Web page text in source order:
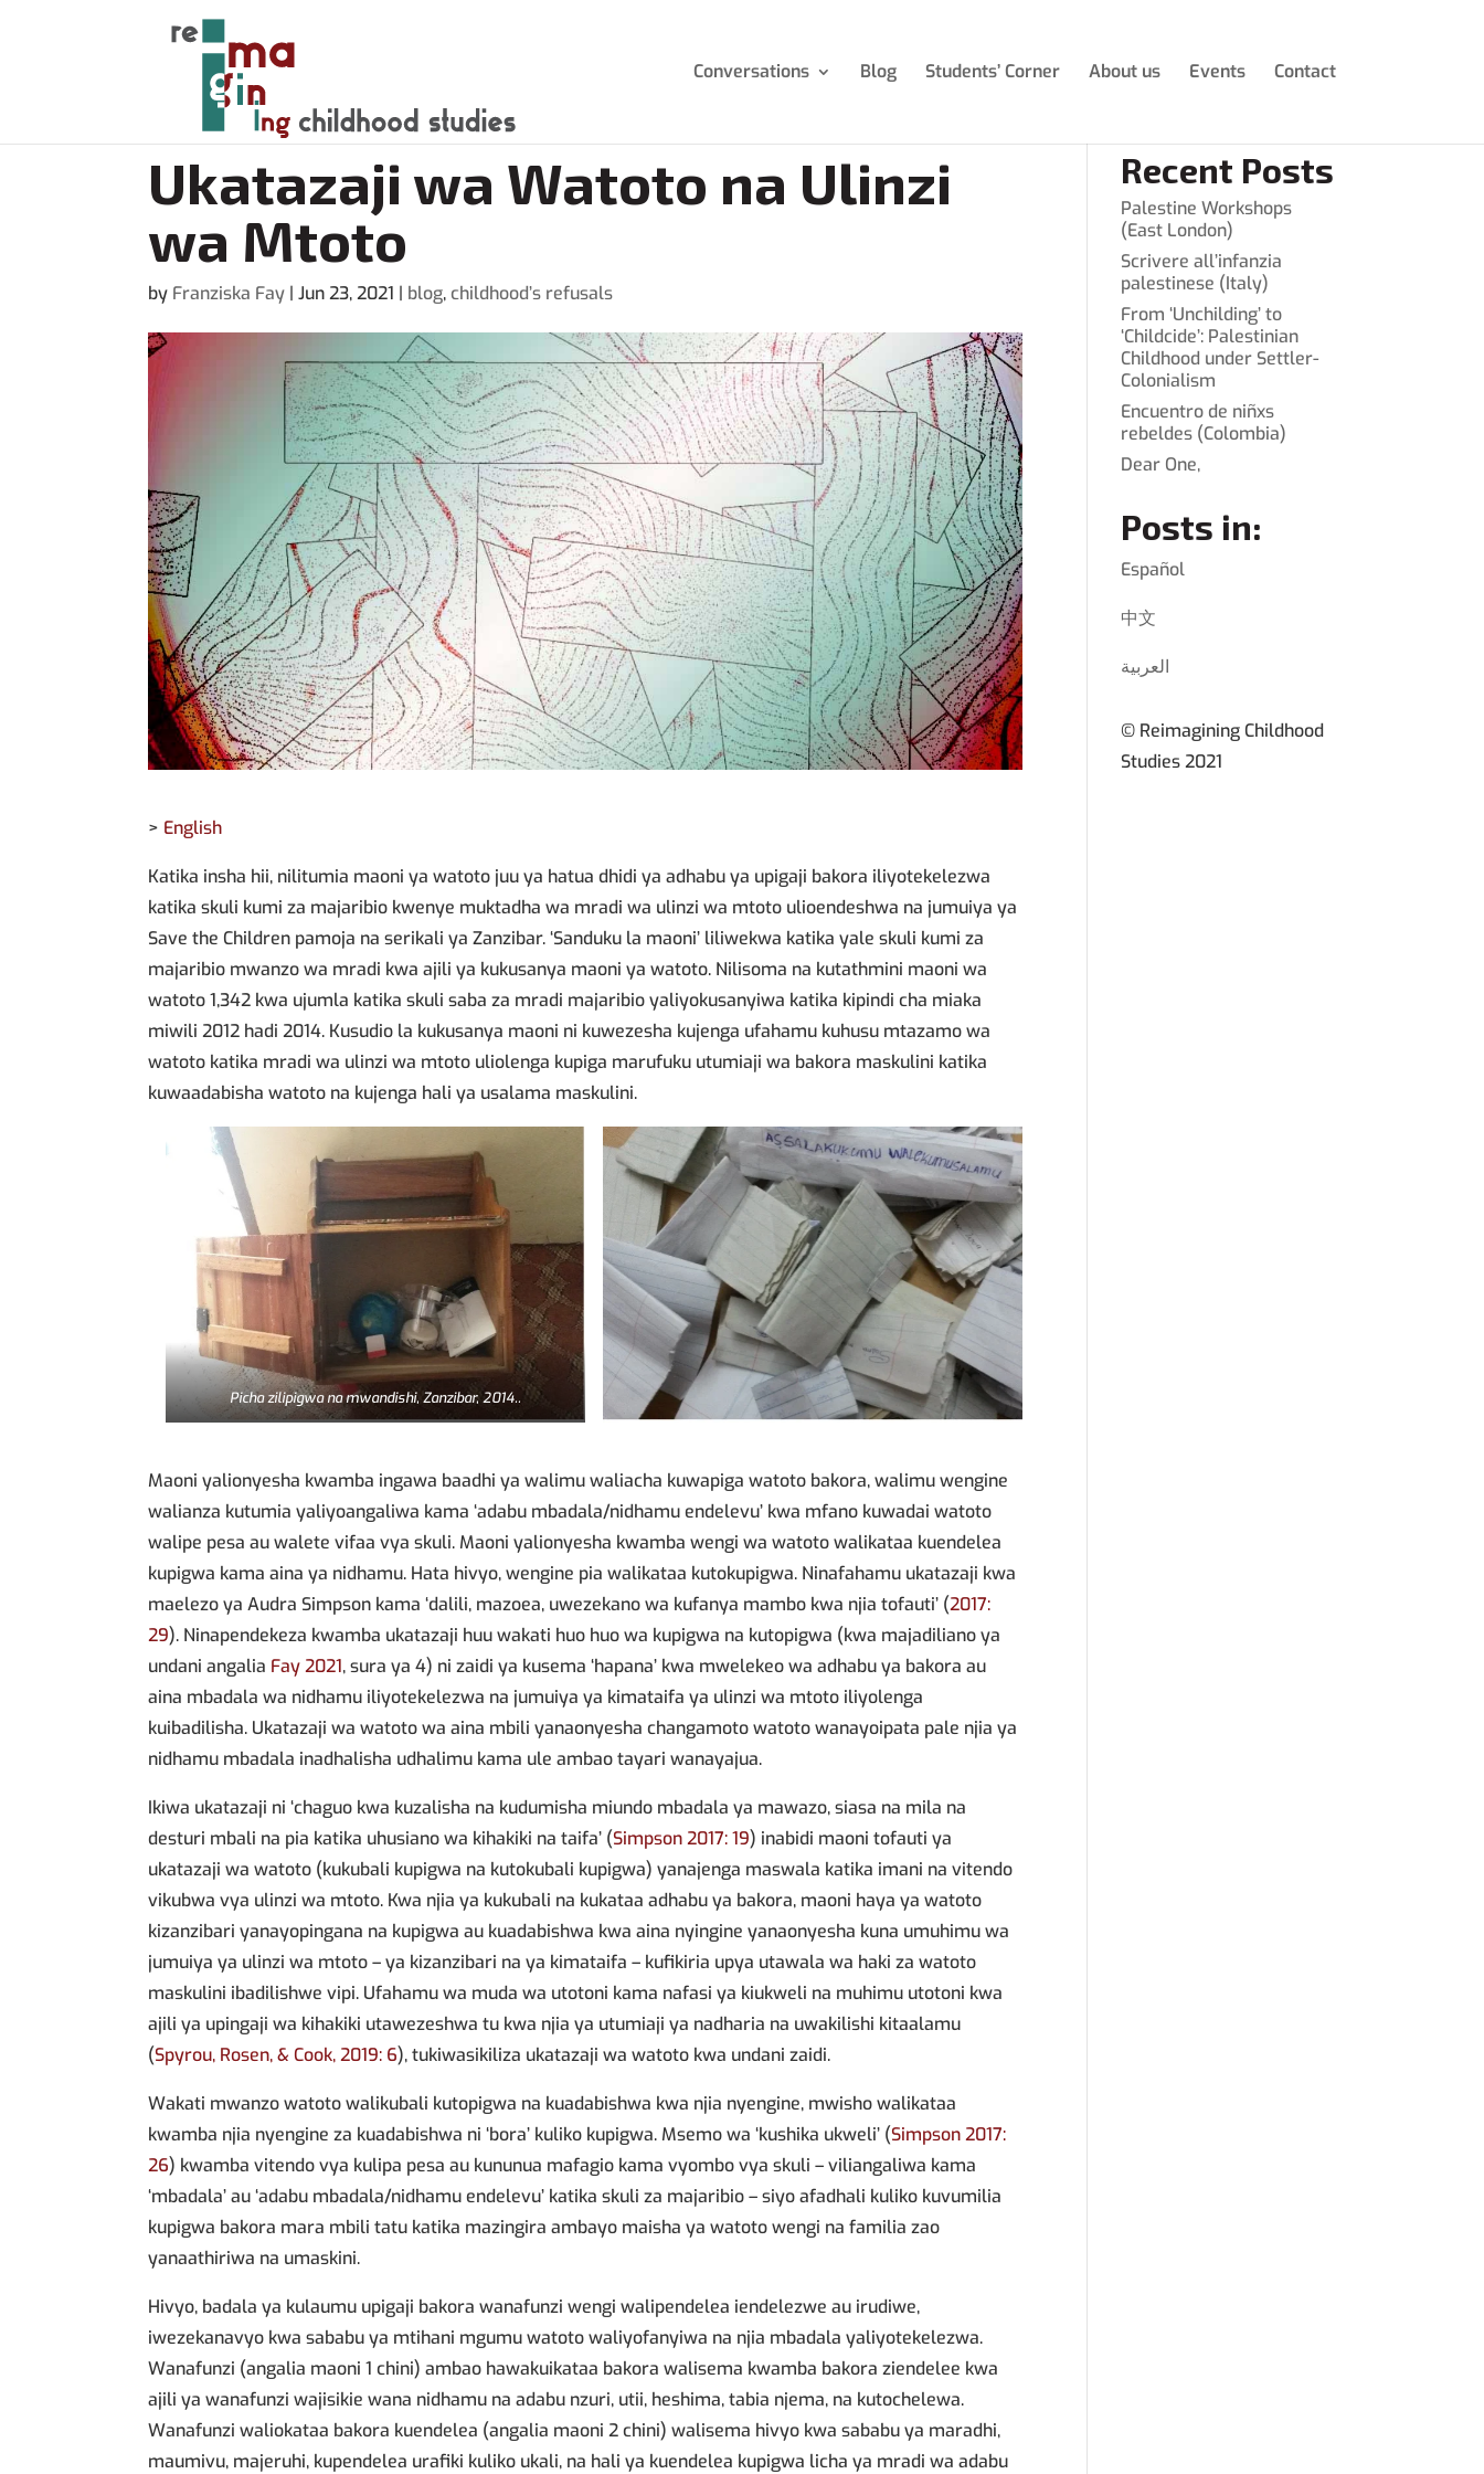
Conversations Blog Students’ Corner About us Events Contact
Ukatazaji wa Watoto na Ulinzi
wa Mtoto
by Franziska Fay |Jun 23, 2021 | blog,childhood’s refusals
> English
Katika insha hii, nilitumia maoni ya watoto juu ya hatua dhidi ya adhabu ya upigaji bakora iliyotekelezwa
katika skuli kumi za majaribio kwenye muktadha wa mradi wa ulinzi wa mtoto ulioendeshwa na jumuiya ya
Save the Children pamoja na serikali ya Zanzibar. ‘Sanduku la maoni’ liliwekwa katika yale skuli kumi za
majaribio mwanzo wa mradi kwa ajili ya kukusanya maoni ya watoto. Nilisoma na kutathmini maoni wa
watoto 1,342 kwa ujumla katika skuli saba za mradi majaribio yaliyokusanyiwa katika kipindi cha miaka
miwili 2012 hadi 2014. Kusudio la kukusanya maoni ni kuwezesha kujenga ufahamu kuhusu mtazamo wa
watoto katika mradi wa ulinzi wa mtoto uliolenga kupiga marufuku utumiaji wa bakora maskulini katika
kuwaadabisha watoto na kujenga hali ya usalama maskulini.
Picha zilipigwa na mwandishi, Zanzibar, 2014..
Maoni yalionyesha kwamba ingawa baadhi ya walimu waliacha kuwapiga watoto bakora, walimu wengine
walianza kutumia yaliyoangaliwa kama ‘adabu mbadala/nidhamu endelevu’ kwa mfano kuwadai watoto
walipe pesa au walete vifaa vya skuli. Maoni yalionyesha kwamba wengi wa watoto walikataa kuendelea
kupigwa kama aina ya nidhamu. Hata hivyo, wengine pia walikataa kutokupigwa. Ninafahamu ukatazaji kwa
maelezo ya Audra Simpson kama ‘dalili, mazoea, uwezekano wa kufanya mambo kwa njia tofauti’ (2017:
29). Ninapendekeza kwamba ukatazaji huu wakati huo huo wa kupigwa na kutopigwa (kwa majadiliano ya
undani angalia Fay 2021, sura ya 4) ni zaidi ya kusema ‘hapana’ kwa mwelekeo wa adhabu ya bakora au
aina mbadala wa nidhamu iliyotekelezwa na jumuiya ya kimataifa ya ulinzi wa mtoto iliyolenga
kuibadilisha. Ukatazaji wa watoto wa aina mbili yanaonyesha changamoto watoto wanayoipata pale njia ya
nidhamu mbadala inadhalisha udhalimu kama ule ambao tayari wanayajua.
Ikiwa ukatazaji ni ‘chaguo kwa kuzalisha na kudumisha miundo mbadala ya mawazo, siasa na mila na
desturi mbali na pia katika uhusiano wa kihakiki na taifa’ (Simpson 2017: 19) inabidi maoni tofauti ya
ukatazaji wa watoto (kukubali kupigwa na kutokubali kupigwa) yanajenga maswala katika imani na vitendo
vikubwa vya ulinzi wa mtoto. Kwa njia ya kukubali na kukataa adhabu ya bakora, maoni haya ya watoto
kizanzibari yanayopingana na kupigwa au kuadabishwa kwa aina nyingine yanaonyesha kuna umuhimu wa
jumuiya ya ulinzi wa mtoto – ya kizanzibari na ya kimataifa – kufikiria upya utawala wa haki za watoto
maskulini ibadilishwe vipi. Ufahamu wa muda wa utotoni kama nafasi ya kiukweli na muhimu utotoni kwa
ajili ya upingaji wa kihakiki utawezeshwa tu kwa njia ya utumiaji ya nadharia na uwakilishi kitaalamu
(Spyrou, Rosen, & Cook, 2019: 6), tukiwasikiliza ukatazaji wa watoto kwa undani zaidi.
Wakati mwanzo watoto walikubali kutopigwa na kuadabishwa kwa njia nyengine, mwisho walikataa
kwamba njia nyengine za kuadabishwa ni ‘bora’ kuliko kupigwa. Msemo wa ‘kushika ukweli’ (Simpson 2017:
26) kwamba vitendo vya kulipa pesa au kununua mafagio kama vyombo vya skuli – viliangaliwa kama
‘mbadala’ au ‘adabu mbadala/nidhamu endelevu’ katika skuli za majaribio – siyo afadhali kuliko kuvumilia
kupigwa bakora mara mbili tatu katika mazingira ambayo maisha ya watoto wengi na familia zao
yanaathiriwa na umaskini.
Hivyo, badala ya kulaumu upigaji bakora wanafunzi wengi walipendelea iendelezwe au irudiwe,
iwezekanavyo kwa sababu ya mtihani mgumu watoto waliyofanyiwa na njia mbadala yaliyotekelezwa.
Wanafunzi (angalia maoni 1 chini) ambao hawakuikataa bakora walisema kwamba bakora ziendelee kwa
ajili ya wanafunzi wajisikie wana nidhamu na adabu nzuri, utii, heshima, tabia njema, na kutochelewa.
Wanafunzi waliokataa bakora kuendelea (angalia maoni 2 chini) walisema hivyo kwa sababu ya maradhi,
maumivu, majeruhi, kupendelea urafiki kuliko ukali, na hali ya kuendelea kupigwa licha ya mradi wa adabu
Recent Posts
Palestine Workshops
(East London)
Scrivere all’infanzia
palestinese (Italy)
From ‘Unchilding’ to
‘Childcide’: Palestinian
Childhood under Settler-
Colonialism
Encuentro de niñxs
rebeldes (Colombia)
Dear One,
Posts in:
Español
中文
العربية
© Reimagining Childhood
Studies 2021